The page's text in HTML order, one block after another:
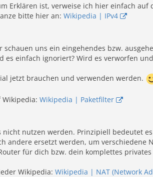
Erklären ist, verweise ich hier einfach
bitte hier an: Wikipedia | IPv4
schauen uns ein eingehendes bzw.
es einfach ignoriert? Wird es verworfen
jetzt brauchen und verwenden werden.
Wikipedia | Paketfilter
nutzen werden. Prinzipiell bedeutet
andere ersetzt werden, um verschiedene
für dich bzw. dein komplettes
Wikipedia: Wikipedia | NAT (Network